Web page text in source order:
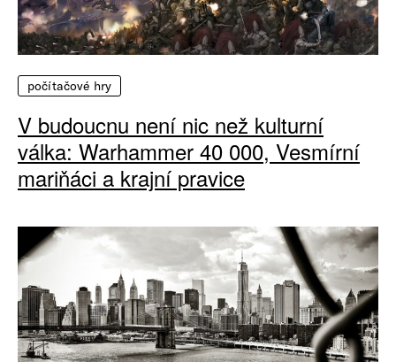
počítačové hry
V budoucnu není nic než kulturní
válka: Warhammer 40 000, Vesmírní
mariňáci a krajní pravice